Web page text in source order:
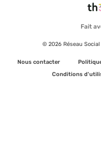
Fait
© 2026 Réseau
Nous contacter
Conditions